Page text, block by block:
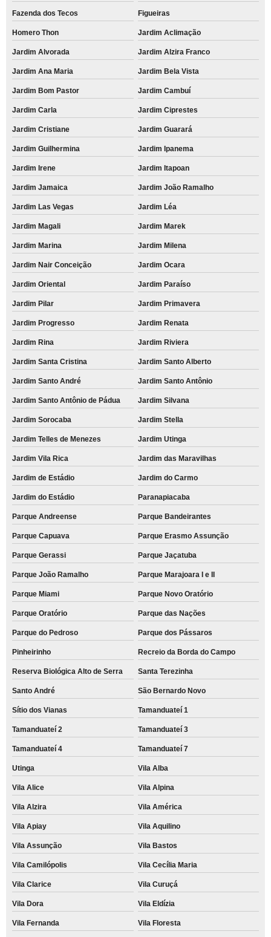
Fazenda dos Tecos Figueiras
Homero Thon Jardim Aclimação
Jardim Alvorada Jardim Alzira Franco
Jardim Ana Maria Jardim Bela Vista
Jardim Bom Pastor Jardim Cambuí
Jardim Carla Jardim Ciprestes
Jardim Cristiane Jardim Guarará
Jardim Guilhermina Jardim Ipanema
Jardim Irene Jardim Itapoan
Jardim Jamaica Jardim João Ramalho
Jardim Las Vegas Jardim Léa
Jardim Magali Jardim Marek
Jardim Marina Jardim Milena
Jardim Nair Conceição Jardim Ocara
Jardim Oriental Jardim Paraíso
Jardim Pilar Jardim Primavera
Jardim Progresso Jardim Renata
Jardim Rina Jardim Riviera
Jardim Santa Cristina Jardim Santo Alberto
Jardim Santo André Jardim Santo Antônio
Jardim Santo Antônio de Pádua Jardim Silvana
Jardim Sorocaba Jardim Stella
Jardim Telles de Menezes Jardim Utinga
Jardim Vila Rica Jardim das Maravilhas
Jardim de Estádio Jardim do Carmo
Jardim do Estádio Paranapiacaba
Parque Andreense Parque Bandeirantes
Parque Capuava Parque Erasmo Assunção
Parque Gerassi Parque Jaçatuba
Parque João Ramalho Parque Marajoara I e II
Parque Miami Parque Novo Oratório
Parque Oratório Parque das Nações
Parque do Pedroso Parque dos Pássaros
Pinheirinho Recreio da Borda do Campo
Reserva Biológica Alto de Serra Santa Terezinha
Santo André São Bernardo Novo
Sítio dos Vianas Tamanduateí 1
Tamanduateí 2 Tamanduateí 3
Tamanduateí 4 Tamanduateí 7
Utinga Vila Alba
Vila Alice Vila Alpina
Vila Alzira Vila América
Vila Apiay Vila Aquilino
Vila Assunção Vila Bastos
Vila Camilópolis Vila Cecília Maria
Vila Clarice Vila Curuçá
Vila Dora Vila Eldízia
Vila Fernanda Vila Floresta